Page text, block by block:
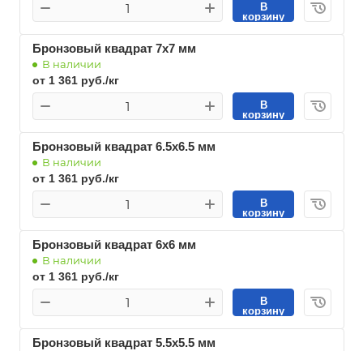
В
корзину
Бронзовый квадрат 7х7 мм
В наличии
от 1 361 руб./кг
В
корзину
Бронзовый квадрат 6.5х6.5 мм
В наличии
от 1 361 руб./кг
В
корзину
Бронзовый квадрат 6х6 мм
В наличии
от 1 361 руб./кг
В
корзину
Бронзовый квадрат 5.5х5.5 мм